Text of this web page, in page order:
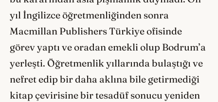
yıl İngilizce öğretmenliğinden sonra
Macmillan Publishers Türkiye ofisinde
görev yaptı ve oradan emekli olup Bodrum’a
yerleşti. Öğretmenlik yıllarında bulaştığı ve
nefret edip bir daha aklına bile getirmediği
kitap çevirisine bir tesadüf sonucu yeniden